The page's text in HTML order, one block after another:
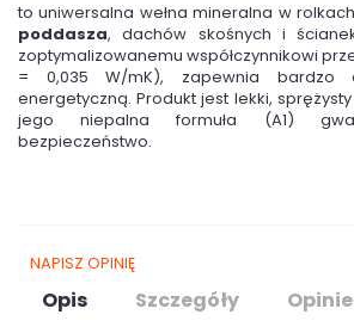
to uniwersalna wełna mineralna w
poddasza, dachów skośnych i
zoptymalizowanemu współczynnikowi
= 0,035 W/mK), zapewnia bardzo
energetyczną. Produkt jest lekki,
jego niepalna formuła (A1)
bezpieczeństwo.
NAPISZ OPINIĘ
Opis Szczegóły
Opinie